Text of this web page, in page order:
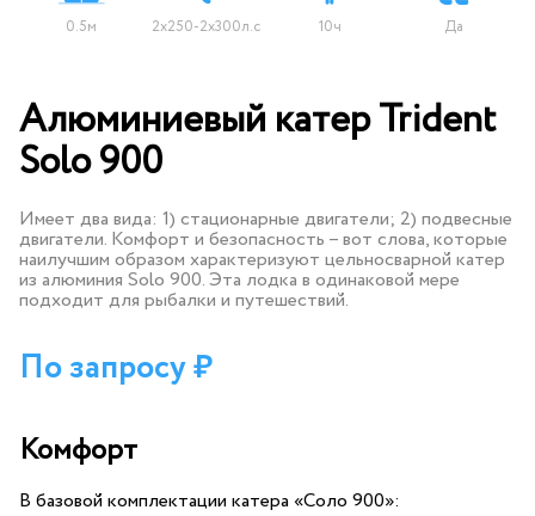
0.5м 2х250-2x300л.с 10ч Да
Алюминиевый катер Trident
Solo 900
Имеет два вида: 1) стационарные двигатели; 2) подвесные
двигатели. Комфорт и безопасность – вот слова, которые
наилучшим образом характеризуют цельносварной катер
из алюминия Solo 900. Эта лодка в одинаковой мере
подходит для рыбалки и путешествий.
По запросу
Комфорт
В базовой комплектации катера «Соло 900»: